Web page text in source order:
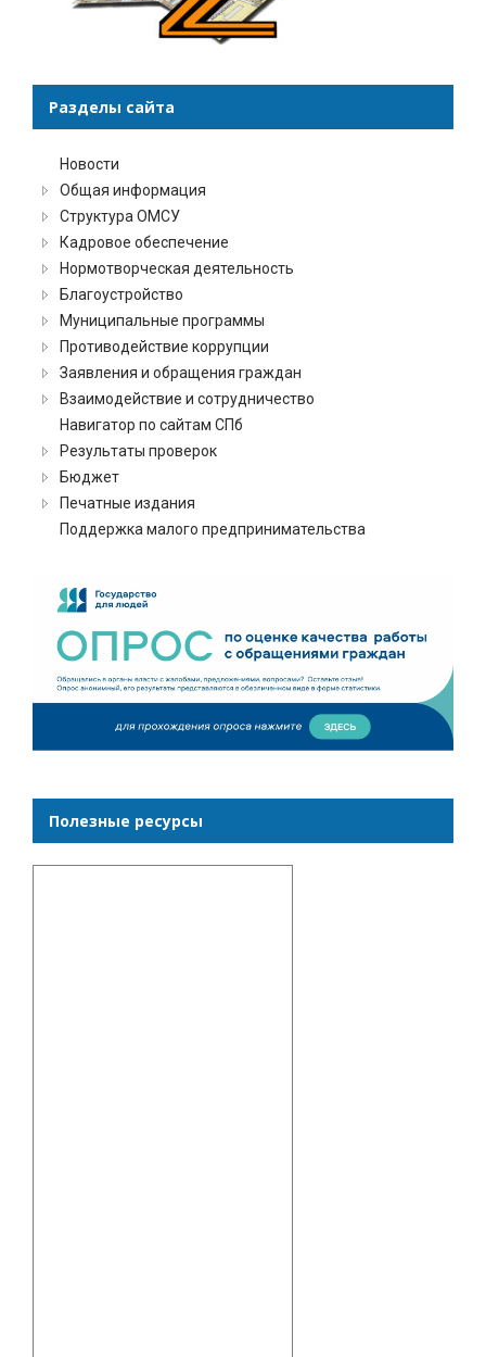
Разделы сайта
Новости
Общая информация
Структура ОМСУ
Кадровое обеспечение
Нормотворческая деятельность
Благоустройство
Муниципальные программы
Противодействие коррупции
Заявления и обращения граждан
Взаимодействие и сотрудничество
Навигатор по сайтам СПб
Результаты проверок
Бюджет
Печатные издания
Поддержка малого предпринимательства
Полезные ресурсы